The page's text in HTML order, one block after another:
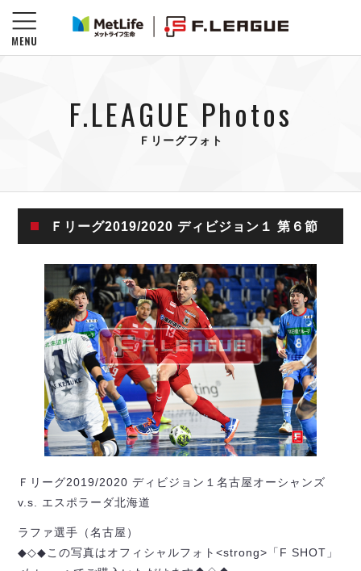
F.LEAGUE Photos
Ｆリーグフォト
Ｆリーグ2019/2020 ディビジョン１ 第６節
Ｆリーグ2019/2020 ディビジョン１名古屋オーシャンズ
v.s. エスポラーダ北海道
ラファ選手（名古屋）
◆◇◆この写真はオフィシャルフォト<strong>「F SHOT」